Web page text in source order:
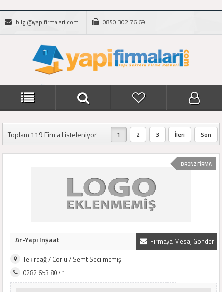
bilgi@yapifirmalari.com 0850 302 76 69
Toplam 119 Firma Listeleniyor 1 2 3 İleri Son
BRONZ FİRMA
Firmaya Mesaj Gönder
Ar-Yapı Inşaat
Tekirdağ / Çorlu / Semt Seçilmemiş
0282 653 80 41